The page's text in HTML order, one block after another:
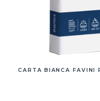
CARTA BIANCA FAVINI